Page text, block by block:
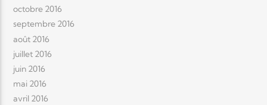
octobre 2016
septembre 2016
août 2016
juillet 2016
juin 2016
mai 2016
avril 2016